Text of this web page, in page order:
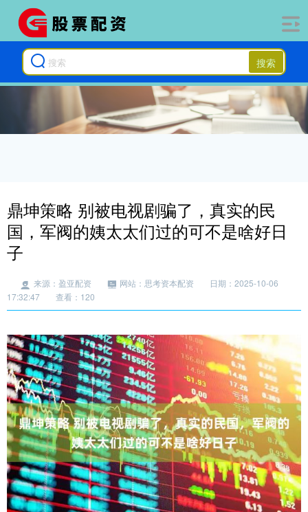
搜索
鼎坤策略 别被电视剧骗了，真实的民
国，军阀的姨太太们过的可不是啥好日
子
来源：盈亚配资 网站：思考资本配资
日期：2025-10-06
17:32:47
查看：120